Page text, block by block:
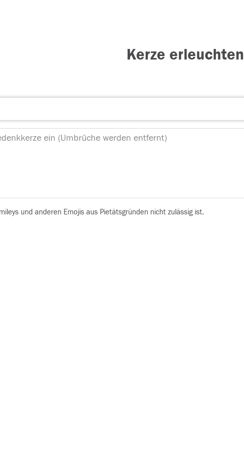
Kerze erleuchten
und anderen Emojis aus Pietätsgründen nicht zulässig ist.